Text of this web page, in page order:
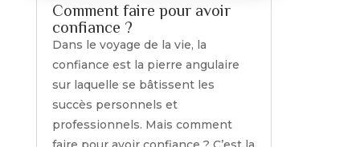
Comment faire pour avoir
confiance ?
Dans le voyage de la vie, la
confiance est la pierre angulaire
sur laquelle se bâtissent les
succès personnels et
professionnels. Mais comment